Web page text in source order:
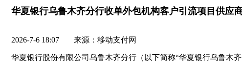
华夏银行乌鲁木齐分行收单外包机构客户引流项目供应
2026-7-6 18:07 来源：移动支付网
华夏银行股份有限公司乌鲁木齐分行（以下简称“华夏银行乌鲁木